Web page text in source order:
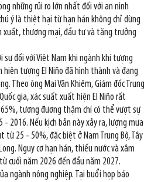
những rủi ro lớn nhất đối với an ninh
ý là thiệt hại từ hạn hán không chỉ dừng
xuất, thương mại, đầu tư và tăng trưởng
sự đối với Việt Nam khi ngành khí tượng
hiện tượng El Niño đã hình thành và đang
Theo ông Mai Văn Khiêm, Giám đốc Trung
gia, xác suất xuất hiện El Niño rất
tương đương thậm chí có thể vượt sự
- 2016. Nếu kịch bản này xảy ra, lượng mưa
25 - 50%, đặc biệt ở Nam Trung Bộ, Tây
Nguy cơ hạn hán, thiếu nước và xâm
cuối năm 2026 đến đầu năm 2027.
ngành nông nghiệp. Tại buổi họp báo